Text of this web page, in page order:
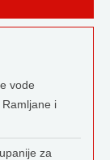
vode
i
za